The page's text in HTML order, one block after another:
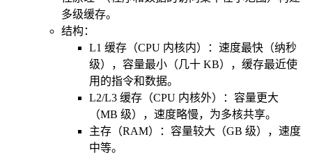
多级缓存。
结构：
L1 缓存（CPU 内核内）：速度最快（纳秒
级），容量最小（几十 KB），缓存最近使
用的指令和数据。
L2/L3 缓存（CPU 内核外）：容量更大
（MB 级），速度略慢，为多核共享。
主存（RAM）：容量较大（GB 级），速度
中等。